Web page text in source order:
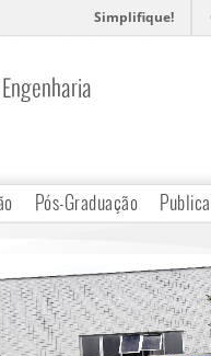
Simplifique!
Pós-Graduação